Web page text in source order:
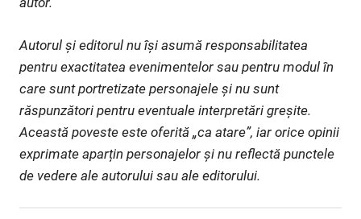
Autorul și editorul nu își asumă responsabilitatea
pentru exactitatea evenimentelor sau pentru modul în
care sunt portretizate personajele și nu sunt
răspunzători pentru eventuale interpretări greșite.
Această poveste este oferită „ca atare”, iar orice opinii
exprimate aparțin personajelor și nu reflectă punctele
de vedere ale autorului sau ale editorului.